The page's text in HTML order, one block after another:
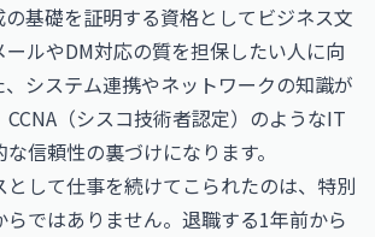
の基礎を証明する資格として ビジネス文
ールやDM対応の質を担保したい人に向
、システム連携やネットワークの知識が
CCNA（シスコ技術者認定） のようなIT
信頼性の裏づけになります。
して仕事を続けてこられたのは、特別
らではありません。退職する1年前から